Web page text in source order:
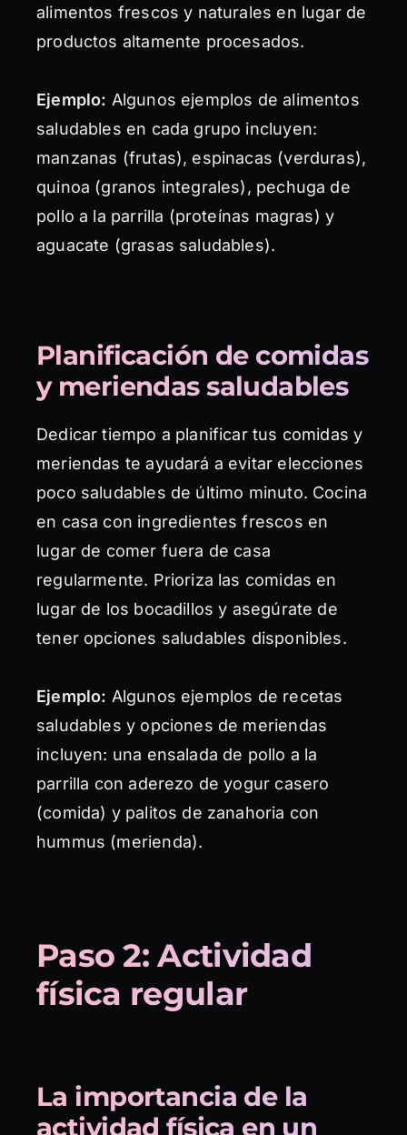
alimentos frescos y naturales en lugar de
productos altamente procesados.
Ejemplo: Algunos ejemplos de alimentos
saludables en cada grupo incluyen:
manzanas (frutas), espinacas (verduras),
quinoa (granos integrales), pechuga de
pollo a la parrilla (proteínas magras) y
aguacate (grasas saludables).
Planificación de comidas
y meriendas saludables
Dedicar tiempo a planificar tus comidas y
meriendas te ayudará a evitar elecciones
poco saludables de último minuto. Cocina
en casa con ingredientes frescos en
lugar de comer fuera de casa
regularmente. Prioriza las comidas en
lugar de los bocadillos y asegúrate de
tener opciones saludables disponibles.
Ejemplo: Algunos ejemplos de recetas
saludables y opciones de meriendas
incluyen: una ensalada de pollo a la
parrilla con aderezo de yogur casero
(comida) y palitos de zanahoria con
hummus (merienda).
Paso 2: Actividad
física regular
La importancia de la
actividad física en un